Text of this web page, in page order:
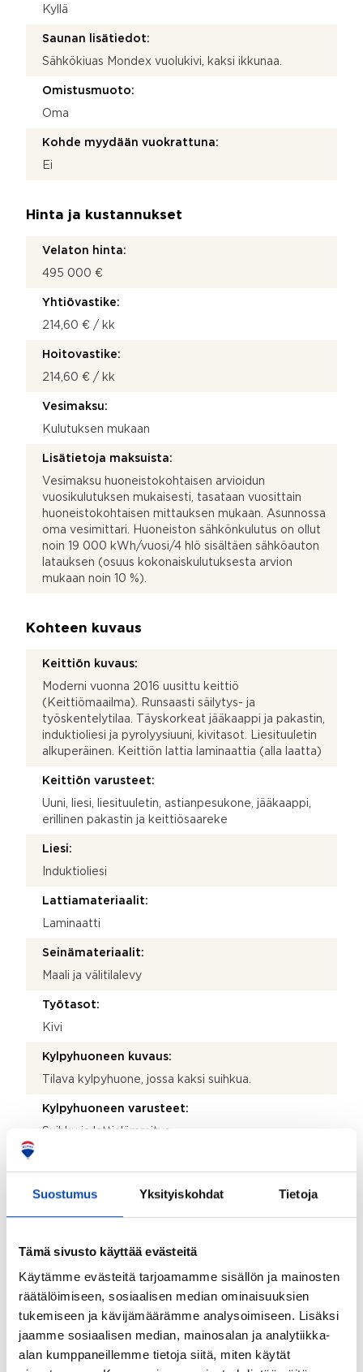
Suostumus Yksityiskohdat Tietoja
Tämä sivusto käyttää evästeitä
Käytämme evästeitä tarjoamamme sisällön ja mainosten
räätälöimiseen, sosiaalisen median ominaisuuksien
tukemiseen ja kävijämäärämme analysoimiseen. Lisäksi
jaamme sosiaalisen median, mainosalan ja analytiikka-
alan kumppaneillemme tietoja siitä, miten käytät
Kyllä
Saunan lisätiedot:
Sähkökiuas Mondex vuolukivi, kaksi ikkunaa.
Omistusmuoto:
Oma
Kohde myydään vuokrattuna:
Ei
Hinta ja kustannukset
Velaton hinta:
495 000 €
Yhtiövastike:
214,60 € / kk
Hoitovastike:
214,60 € / kk
Vesimaksu:
Kulutuksen mukaan
Lisätietoja maksuista:
Vesimaksu huoneistokohtaisen arvioidun
vuosikulutuksen mukaisesti, tasataan vuosittain
huoneistokohtaisen mittauksen mukaan. Asunnossa
oma vesimittari. Huoneiston sähkönkulutus on ollut
noin 19 000 kWh/vuosi/4 hlö sisältäen sähköauton
latauksen (osuus kokonaiskulutuksesta arvion
mukaan noin 10 %).
Kohteen kuvaus
Keittiön kuvaus:
Moderni vuonna 2016 uusittu keittiö
(Keittiömaailma). Runsaasti säilytys- ja
työskentelytilaa. Täyskorkeat jääkaappi ja pakastin,
induktioliesi ja pyrolyysiuuni, kivitasot. Liesituuletin
alkuperäinen. Keittiön lattia laminaattia (alla laatta)
Keittiön varusteet:
Uuni, liesi, liesituuletin, astianpesukone, jääkaappi,
erillinen pakastin ja keittiösaareke
Liesi:
Induktioliesi
Lattiamateriaalit:
Laminaatti
Seinämateriaalit:
Maali ja välitilalevy
Työtasot:
Kivi
Kylpyhuoneen kuvaus:
Tilava kylpyhuone, jossa kaksi suihkua.
Kylpyhuoneen varusteet:
Suihku ja lattialämmitys
Saunan lisätiedot:
Sähkökiuas Mondex vuolukivi, kaksi ikkunaa.
Kiuas: